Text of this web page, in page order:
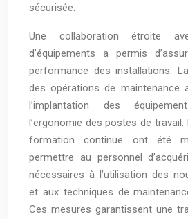
sécurisée.
Une collaboration étroite
d’équipements a permis
performance des installations.
des opérations de maintenance
l’implantation des
l’ergonomie des postes de
formation continue ont été
permettre au personnel
nécessaires à l’utilisation des
et aux techniques de
Ces mesures garantissent une